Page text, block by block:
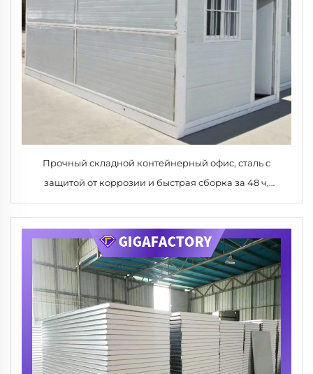
Прочный складной контейнерный офис, сталь с
защитой от коррозии и быстрая сборка за 48 ч,
идеально подходит для горнодобывающего лагеря